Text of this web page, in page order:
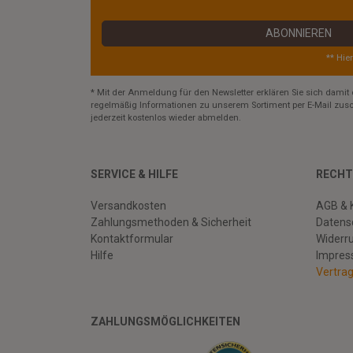
ABONNIEREN
**
* Mit der Anmeldung für den Newsletter erklären Sie sich damit
regelmäßig Informationen zu unserem Sortiment per E-Mail
jederzeit kostenlos wieder abmelden.
SERVICE & HILFE
Versandkosten
Zahlungsmethoden & Sicherheit
Kontaktformular
Hilfe
AGB &
ZAHLUNGSMÖGLICHKEITEN